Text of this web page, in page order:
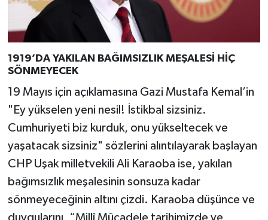
1919’DA YAKILAN BAĞIMSIZLIK MEŞALESİ HİÇ
SÖNMEYECEK
19 Mayıs için açıklamasına Gazi Mustafa Kemal’in
"Ey yükselen yeni nesil! İstikbal sizsiniz.
Cumhuriyeti biz kurduk, onu yükseltecek ve
yaşatacak sizsiniz" sözlerini alıntılayarak başlayan
CHP Uşak milletvekili Ali Karaoba ise, yakılan
bağımsızlık meşalesinin sonsuza kadar
sönmeyeceğinin altını çizdi. Karaoba düşünce ve
duygularını, “Millî Mücadele tarihimizde ve